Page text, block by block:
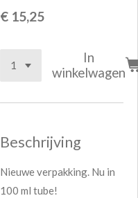
€ 15,25
In
winkelwagen
Beschrijving
Nieuwe verpakking. Nu in
100 ml tube!